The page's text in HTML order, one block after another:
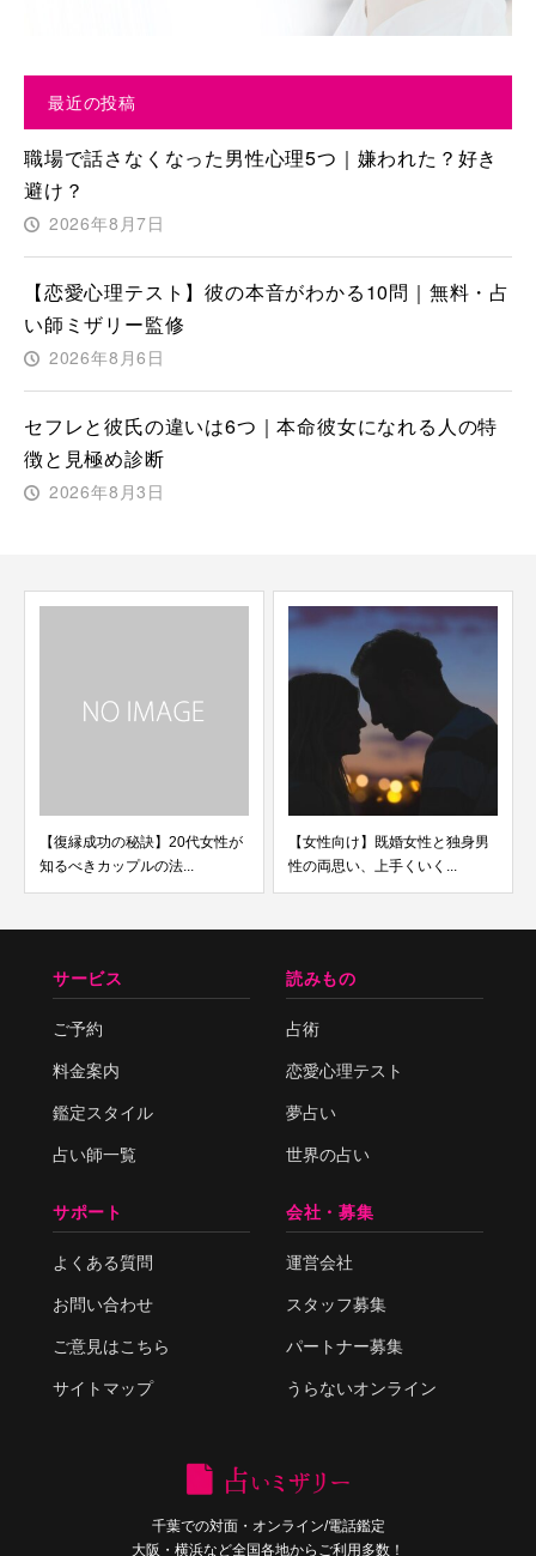
最近の投稿
職場で話さなくなった男性心理5つ｜嫌われた？好き
避け？
2026年8月7日
【恋愛心理テスト】彼の本音がわかる10問｜無料・占
い師ミザリー監修
2026年8月6日
セフレと彼氏の違いは6つ｜本命彼女になれる人の特
徴と見極め診断
2026年8月3日
【復縁成功の秘訣】20代女性が
知るべきカップルの法...
【女性向け】既婚女性と独身男
性の両思い、上手くいく...
サービス
ご予約
料金案内
鑑定スタイル
占い師一覧
読みもの
占術
恋愛心理テスト
夢占い
世界の占い
サポート
よくある質問
お問い合わせ
ご意見はこちら
サイトマップ
会社・募集
運営会社
スタッフ募集
パートナー募集
うらないオンライン
千葉での対面・オンライン/電話鑑定
大阪・横浜など全国各地からご利用多数！